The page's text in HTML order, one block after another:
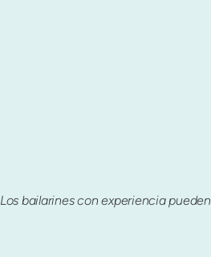
bailarines con experiencia pueden